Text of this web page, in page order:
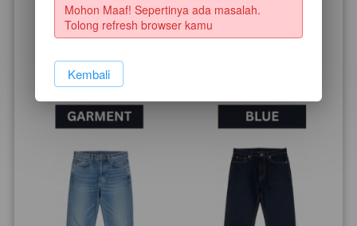
Mohon Maaf! Sepertinya ada masalah.
Tolong refresh browser kamu
`Kembali